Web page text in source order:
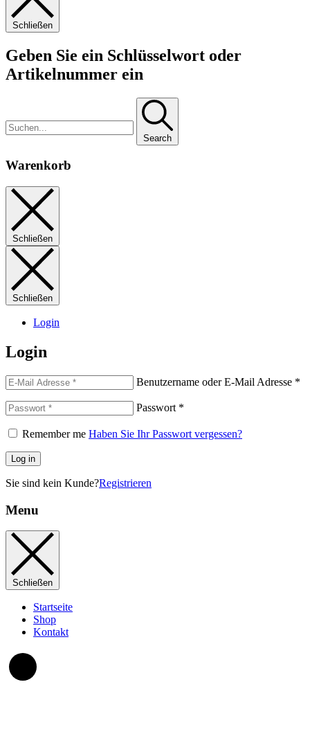
Schließen
Geben Sie ein Schlüsselwort oder
Artikelnummer ein
Search
Warenkorb
Schließen
Schließen
Login
Login
Benutzername oder E-Mail Adresse *
Passwort *
Remember me Haben Sie Ihr Passwort vergessen?
Log in
Sie sind kein Kunde?Registrieren
Menu
Schließen
Startseite
Shop
Kontakt